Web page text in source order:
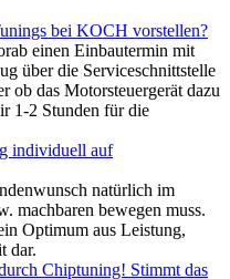
bei KOCH vorstellen?
einen Einbautermin mit
über die Serviceschnittstelle
ob das Motorsteuergerät dazu
1-2 Stunden für die
individuell auf
natürlich im
machbaren bewegen muss.
Optimum aus Leistung,
dar.
Chiptuning! Stimmt das